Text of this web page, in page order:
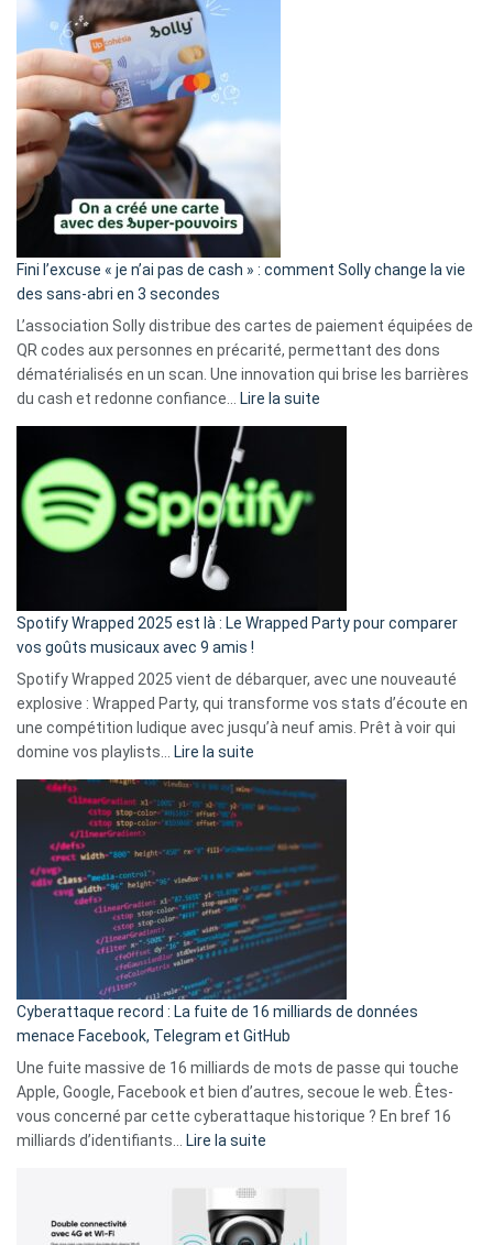
Fini l’excuse « je n’ai pas de cash » : comment Solly change la vie
des sans-abri en 3 secondes
L’association Solly distribue des cartes de paiement équipées de
QR codes aux personnes en précarité, permettant des dons
dématérialisés en un scan. Une innovation qui brise les barrières
du cash et redonne confiance… Lire la suite
»
Solly
change
la
des
3
secondes
Spotify Wrapped 2025 est là : Le Wrapped Party pour comparer
vos goûts musicaux avec 9 amis !
Spotify Wrapped 2025 vient de débarquer, avec une nouveauté
explosive : Wrapped Party, qui transforme vos stats d’écoute en
une compétition ludique avec jusqu’à neuf amis. Prêt à voir qui
domine vos playlists… Lire la suite
Wrapped
est
là
:
Le
Wrapped
Party
pour
comparer
vos
goûts
musicaux
avec
9
!
Cyberattaque record : La fuite de 16 milliards de données
menace Facebook, Telegram et GitHub
Une fuite massive de 16 milliards de mots de passe qui touche
Apple, Google, Facebook et bien d’autres, secoue le web. Êtes-
vous concerné par cette cyberattaque historique ? En bref 16
milliards d’identifiants… Lire la suite
record
:
La